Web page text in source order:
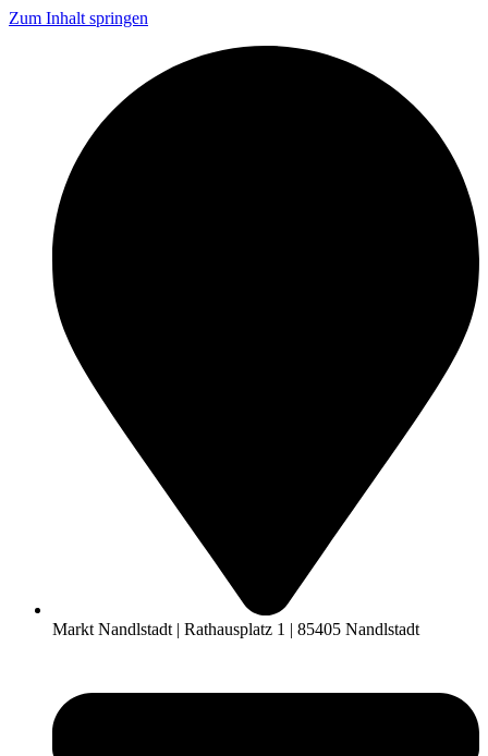
Zum Inhalt springen
Markt Nandlstadt | Rathausplatz 1 | 85405 Nandlstadt